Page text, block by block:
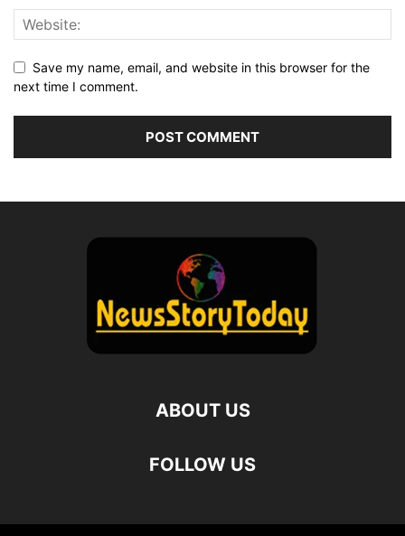
Save my name, email, and website in this browser for the
next time I comment.
ABOUT US
FOLLOW US